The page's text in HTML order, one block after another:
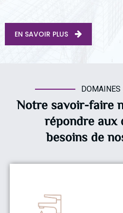
EN SAVOIR PLUS
DOMAINES
Notre savoir-faire
répondre
besoins de